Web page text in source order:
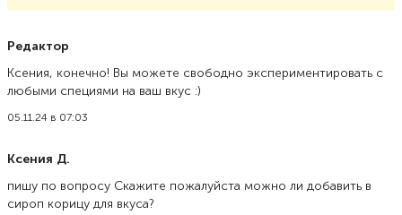
Редактор
Ксения, конечно! Вы можете свободно экспериментировать с
любыми специями на ваш вкус :)
05.11.24 в 07:03
Ксения Д.
пишу по вопросу Скажите пожалуйста можно ли добавить в
сироп корицу для вкуса?